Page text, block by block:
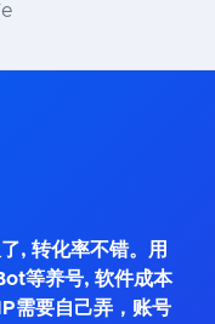
, 转化率不错。用
等养号, 软件成本
需要自己弄，账号